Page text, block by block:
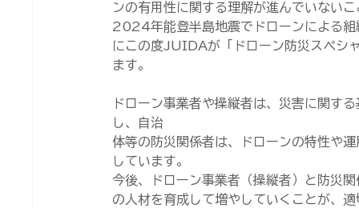
ンの有用性に関する理解が進んでいない
2024年能登半島地震でドローンによる組
にこの度JUIDAが「ドローン防災スペ
ます。
ドローン事業者や操縦者は、災害に関す
し、自治
体等の防災関係者は、ドローンの特性や
しています。
今後、ドローン事業者（操縦者）と防災
の人材を育成して増やしていくことが、